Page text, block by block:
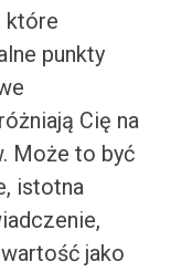
które
punkty
Cię na
Może to być
istotna
jako